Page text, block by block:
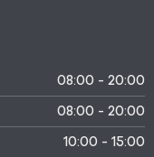
08:00 - 20:00
08:00 - 20:00
10:00 - 15:00